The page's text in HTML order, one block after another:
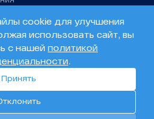
cookie для улучшения
использовать сайт, вы
с нашей политикой
.
Принять
данных